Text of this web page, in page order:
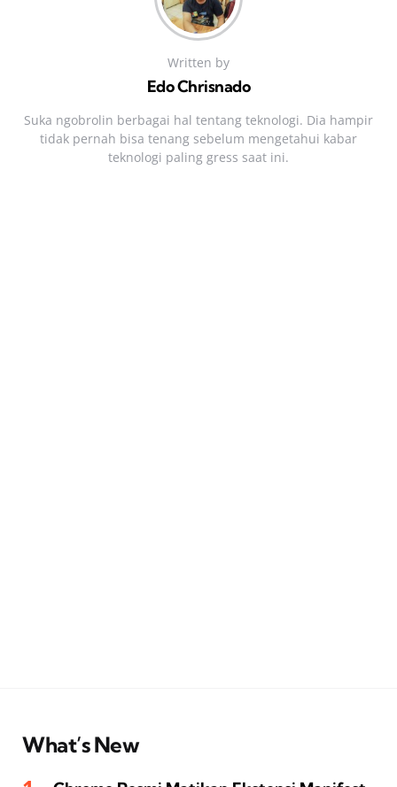
Written by
Edo Chrisnado
Suka ngobrolin berbagai hal tentang teknologi. Dia hampir
tidak pernah bisa tenang sebelum mengetahui kabar
teknologi paling gress saat ini.
What’s New